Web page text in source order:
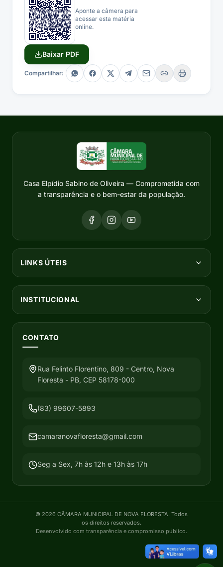
Aponte a câmera para
acessar esta matéria
online.
Baixar PDF
Compartilhar:
Casa Elpídio Sabino de Oliveira — Comprometida com
a transparência e o bem-estar da população.
LINKS ÚTEIS
INSTITUCIONAL
CONTATO
Rua Felinto Florentino, 809 - Centro, Nova
Floresta - PB, CEP 58178-000
(83) 99607-5893
camaranovafloresta@gmail.com
Seg a Sex, 7h às 12h e 13h às 17h
© 2026 CÂMARA MUNICIPAL DE NOVA FLORESTA. Todos
os direitos reservados.
Desenvolvido com transparência e compromisso público.